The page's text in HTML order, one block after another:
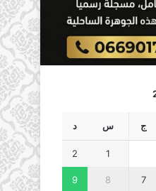
ج س د
1
2
7
8
9